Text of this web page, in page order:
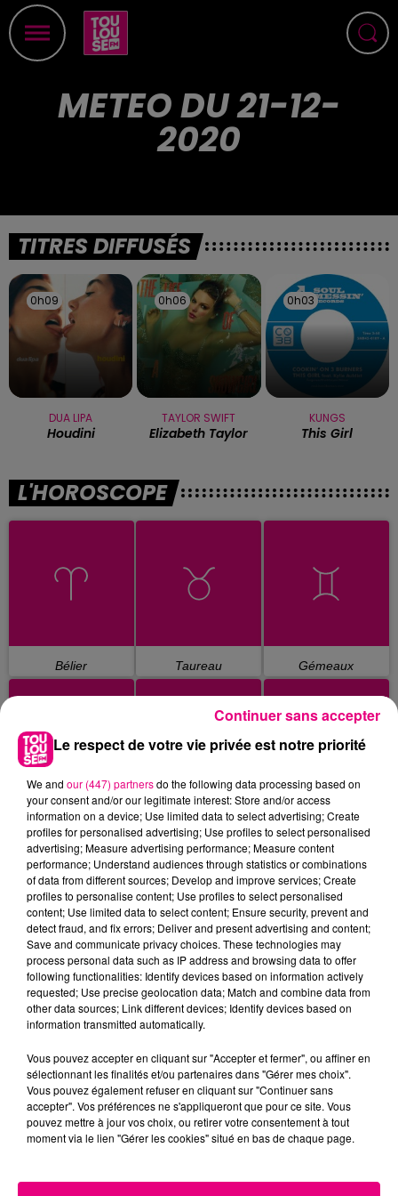
METEO DU 21-12-
2020
TITRES DIFFUSÉS
0h09
0h09
DUA LIPA
Houdini
0h06
0h06
TAYLOR SWIFT
Elizabeth Taylor
0h03
0h03
KUNGS
This Girl
L'HOROSCOPE
Bélier Taureau Gémeaux
Cancer Lion Vierge
Balance Scorpion Sagittaire
Capricorne Verseau Poissons
Le respect de votre vie privée est notre priorité
We and our (447) partnersdo the following data processing based on
your consent and/or our legitimate interest: Store and/or access
information on a device; Use limited data to select advertising; Create
profiles for personalised advertising; Use profiles to select personalised
advertising; Measure advertising performance; Measure content
performance; Understand audiences through statistics or combinations
of data from different sources; Develop and improve services; Create
profiles to personalise content; Use profiles to select personalised
content; Use limited data to select content; Ensure security, prevent and
detect fraud, and fix errors; Deliver and present advertising and content;
Save and communicate privacy choices. These technologies may
process personal data such as IP address and browsing data to offer
following functionalities: Identify devices based on information actively
requested; Use precise geolocation data; Match and combine data from
other data sources; Link different devices; Identify devices based on
information transmitted automatically.
Vous pouvez accepter en cliquant sur "Accepter et fermer", ou affiner en
sélectionnant les finalités et/ou partenaires dans "Gérer mes choix".
Vous pouvez également refuser en cliquant sur "Continuer sans
accepter". Vos préférences ne s'appliqueront que pour ce site. Vous
pouvez mettre à jour vos choix, ou retirer votre consentement à tout
moment via le lien "Gérer les cookies" situé en bas de chaque page.
Continuer sans accepter